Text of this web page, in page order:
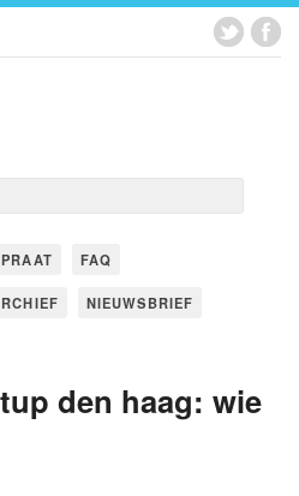
FAQ
NIEUWSBRIEF
den haag: wie